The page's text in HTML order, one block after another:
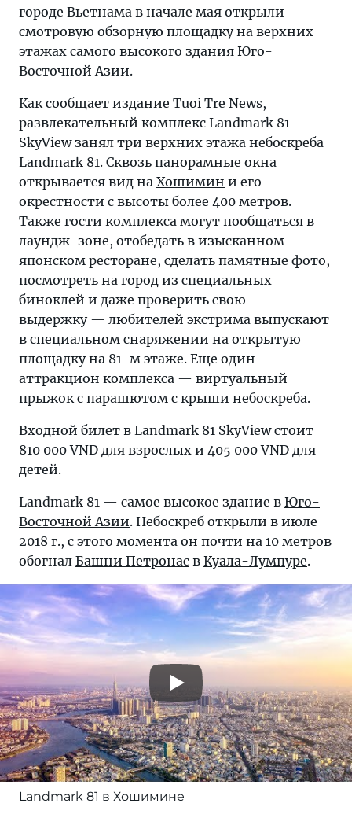
городе Вьетнама в начале мая открыли
смотровую обзорную площадку на верхних
этажах самого высокого здания Юго-
Восточной Азии.
Как сообщает издание Tuoi Tre News,
развлекательный комплекс Landmark 81
SkyView занял три верхних этажа небоскреба
Landmark 81. Сквозь панорамные окна
открывается вид на Хошимин и его
окрестности с высоты более 400 метров.
Также гости комплекса могут пообщаться в
лаундж-зоне, отобедать в изысканном
японском ресторане, сделать памятные фото,
посмотреть на город из специальных
биноклей и даже проверить свою
выдержку — любителей экстрима выпускают
в специальном снаряжении на открытую
площадку на 81-м этаже. Еще один
аттракцион комплекса — виртуальный
прыжок с парашютом с крыши небоскреба.
Входной билет в Landmark 81 SkyView стоит
810 000 VND для взрослых и 405 000 VND для
детей.
Landmark 81 — самое высокое здание в Юго-
Восточной Азии. Небоскреб открыли в июле
2018 г., с этого момента он почти на 10 метров
обогнал Башни Петронас в Куала-Лумпуре.
Landmark 81 в Хошимине